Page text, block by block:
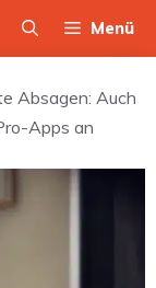
Menü
Absagen: Auch
Apps an